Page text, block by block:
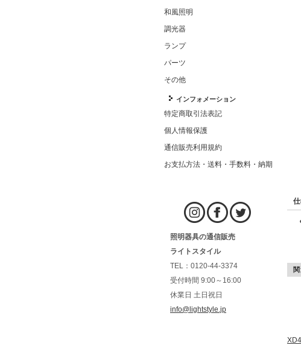
和風照明
調光器
ランプ
パーツ
その他
インフォメーション
特定商取引法表記
個人情報保護
通信販売利用規約
お支払方法・送料・手数料・納期
照明器具の通信販売
ライトスタイル
TEL：0120-44-3374
受付時間 9:00～16:00
休業日 土日祝日
info@lightstyle.jp